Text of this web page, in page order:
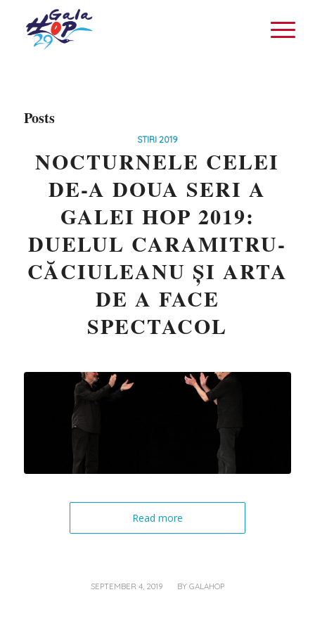
Posts
STIRI 2019
NOCTURNELE CELEI
DE-A DOUA SERI A
GALEI HOP 2019:
DUELUL CARAMITRU-
CĂCIULEANU ȘI ARTA
DE A FACE
SPECTACOL
Read more
SEPTEMBER 4, 2019
/ BY GALAHOP